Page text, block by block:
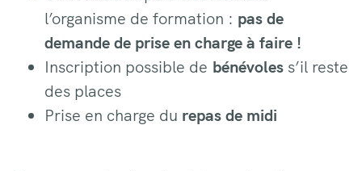
l’organisme de formation : pas de
demande de prise en charge à faire !
Inscription possible de bénévoles s’il reste
des places
Prise en charge du repas de midi